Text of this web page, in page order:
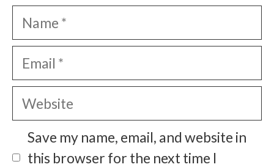
Name
Email
Website
Save my name, email, and website in
this browser for the next time I